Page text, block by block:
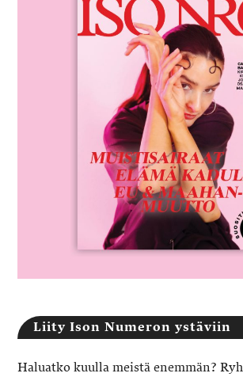
Liity Ison Numeron ystäviin
Haluatko kuulla meistä enemmän?